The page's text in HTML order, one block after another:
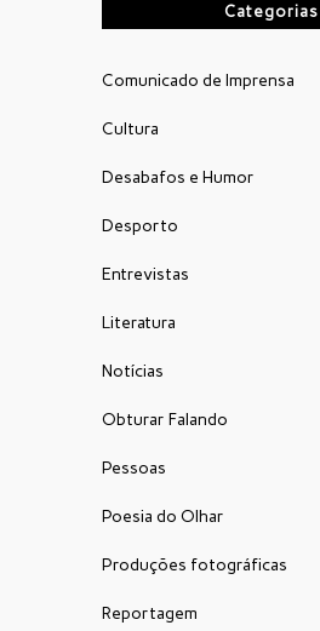
Categorias
Comunicado de Imprensa
Cultura
Desabafos e Humor
Desporto
Entrevistas
Literatura
Notícias
Obturar Falando
Pessoas
Poesia do Olhar
Produções fotográficas
Reportagem